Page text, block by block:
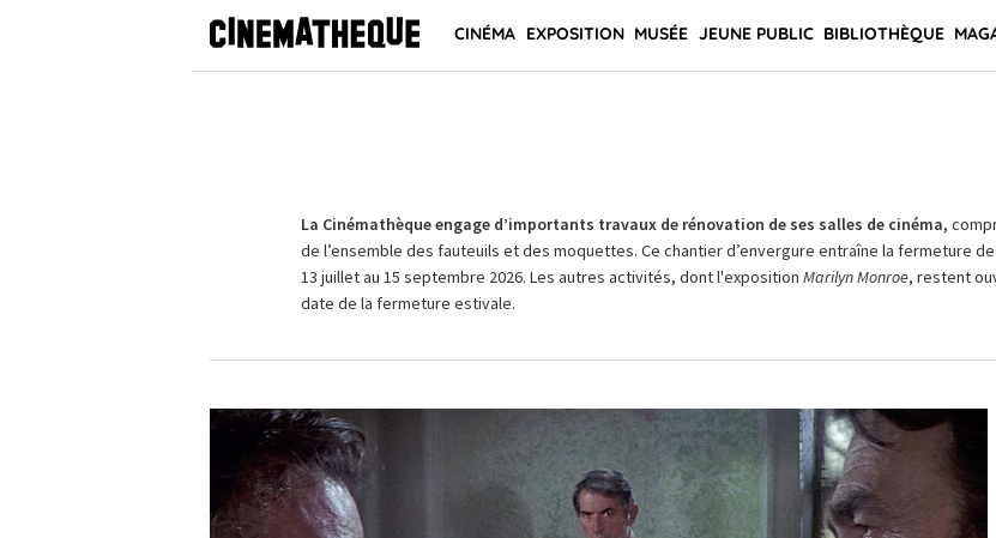
CINÉMA EXPOSITION MUSÉE JEUNE PUBLIC BIBLIOTHÈQUE
La Cinémathèque engage d’importants travaux de rénovation de ses salles de cinéma,
de l’ensemble des fauteuils et des moquettes. Ce chantier d’envergure entraîne la fermeture
13 juillet au 15 septembre 2026. Les autres activités, dont l'exposition Marilyn Monroe, restent
date de la fermeture estivale.